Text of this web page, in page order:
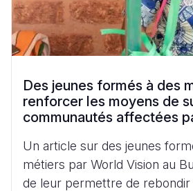
Des jeunes formés à des
renforcer les moyens de
communautés affectées
Un article sur des jeunes
métiers par World Vision au
de leur permettre de